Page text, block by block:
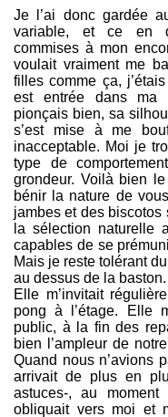
Je l’ai donc gardée
variable, et ce en
commises à mon
voulait vraiment me
filles comme ça,
est entrée dans ma
pionçais bien, sa
s’est mise à me
inacceptable. Moi je
type de
grondeur. Voilà bien
bénir la nature de
jambes et des
la sélection naturelle
capables de se
Mais je reste tolérant
au dessus de la baston.
Elle m’invitait
pong à l’étage. Elle
public, à la fin des
bien l’ampleur de
Quand nous n’avions
arrivait de plus en
astuces-, au
obliquait vers moi et